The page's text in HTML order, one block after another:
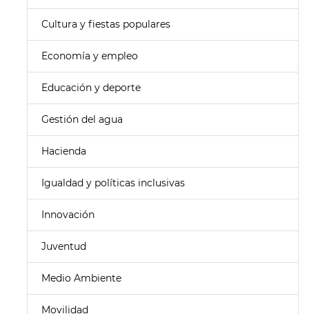
Cultura y fiestas populares
Economía y empleo
Educación y deporte
Gestión del agua
Hacienda
Igualdad y políticas inclusivas
Innovación
Juventud
Medio Ambiente
Movilidad